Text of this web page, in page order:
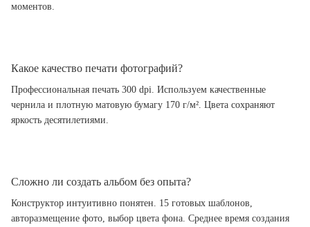
моментов.
Какое качество печати фотографий?
Профессиональная печать 300 dpi. Используем качественные
чернила и плотную матовую бумагу 170 г/м². Цвета сохраняют
яркость десятилетиями.
Сложно ли создать альбом без опыта?
Конструктор интуитивно понятен. 15 готовых шаблонов,
авторазмещение фото, выбор цвета фона. Среднее время создания